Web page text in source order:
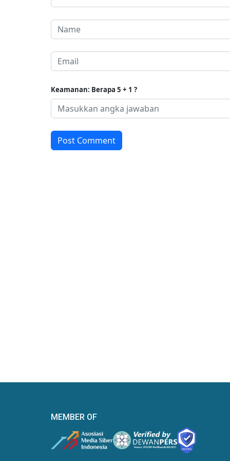
Keamanan: Berapa 5 + 1 ?
Post Comment
MEMBER OF